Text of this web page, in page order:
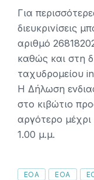
Για
διευκρινίσεις
αριθμό
καθώς και στη
ταχυδρομείου
Η Δήλωση
στο κιβώτιο
αργότερο
1.00 μ.μ.
Tags
EOA ΕΟΑ